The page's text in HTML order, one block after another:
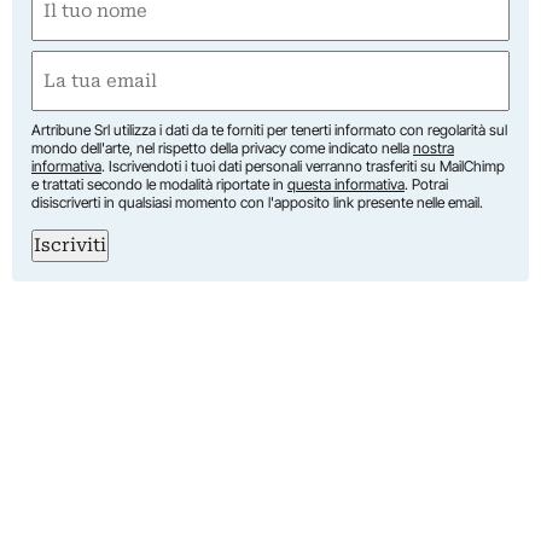
(Obbligatorio)
Nome
(Obbligatorio)
Artribune Srl utilizza i dati da te forniti per tenerti informato con regolarità sul
mondo dell'arte, nel rispetto della privacy come indicato nella nostra
informativa. Iscrivendoti i tuoi dati personali verranno trasferiti su MailChimp
e trattati secondo le modalità riportate in questa informativa. Potrai
disiscriverti in qualsiasi momento con l'apposito link presente nelle email.
Iscriviti